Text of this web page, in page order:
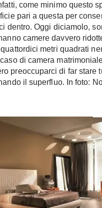
Case in
Case
Cura della
Pulizia
Stiro
come minimo questo
pari a questa per
dentro. Oggi diciamolo,
camere davvero
metri quadrati
di camera
preoccuparci di far stare
il superfluo. In foto: